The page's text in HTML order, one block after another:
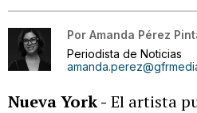
Por Amanda Pérez
Periodista de Noticias
Nueva York - El artista